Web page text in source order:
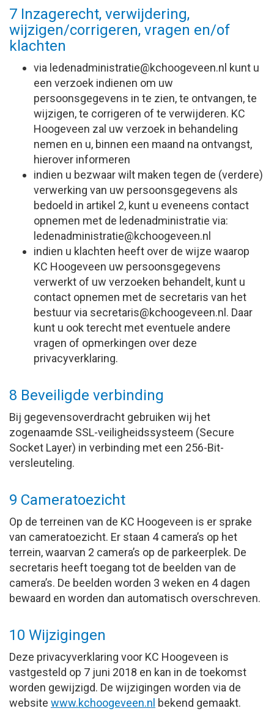
7 Inzagerecht, verwijdering,
wijzigen/corrigeren, vragen en/of
klachten
via eitartsinimdanedel@kchoogeveen.nl kunt u
een verzoek indienen om uw
persoonsgegevens in te zien, te ontvangen, te
wijzigen, te corrigeren of te verwijderen. KC
Hoogeveen zal uw verzoek in behandeling
nemen en u, binnen een maand na ontvangst,
hierover informeren
indien u bezwaar wilt maken tegen de (verdere)
verwerking van uw persoonsgegevens als
bedoeld in artikel 2, kunt u eveneens contact
opnemen met de ledenadministratie via:
eitartsinimdanedel@kchoogeveen.nl
indien u klachten heeft over de wijze waarop
KC Hoogeveen uw persoonsgegevens
verwerkt of uw verzoeken behandelt, kunt u
contact opnemen met de secretaris van het
bestuur via siraterces@kchoogeveen.nl. Daar
kunt u ook terecht met eventuele andere
vragen of opmerkingen over deze
privacyverklaring.
8 Beveiligde verbinding
Bij gegevensoverdracht gebruiken wij het
zogenaamde SSL-veiligheidssysteem (Secure
Socket Layer) in verbinding met een 256-Bit-
versleuteling.
9 Cameratoezicht
Op de terreinen van de KC Hoogeveen is er sprake
van cameratoezicht. Er staan 4 camera’s op het
terrein, waarvan 2 camera’s op de parkeerplek. De
secretaris heeft toegang tot de beelden van de
camera’s. De beelden worden 3 weken en 4 dagen
bewaard en worden dan automatisch overschreven.
10 Wijzigingen
Deze privacyverklaring voor KC Hoogeveen is
vastgesteld op 7 juni 2018 en kan in de toekomst
worden gewijzigd. De wijzigingen worden via de
website www.kchoogeveen.nl bekend gemaakt.